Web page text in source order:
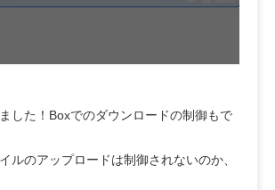
した！Boxでのダウンロードの制御もで
ルのアップロードは制御されないのか、